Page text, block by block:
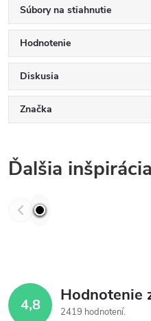
Súbory na stiahnutie
Hodnotenie
Diskusia
Značka
Ďalšia inšpirácia
4,8 Hodnotenie
2419 hodnotení